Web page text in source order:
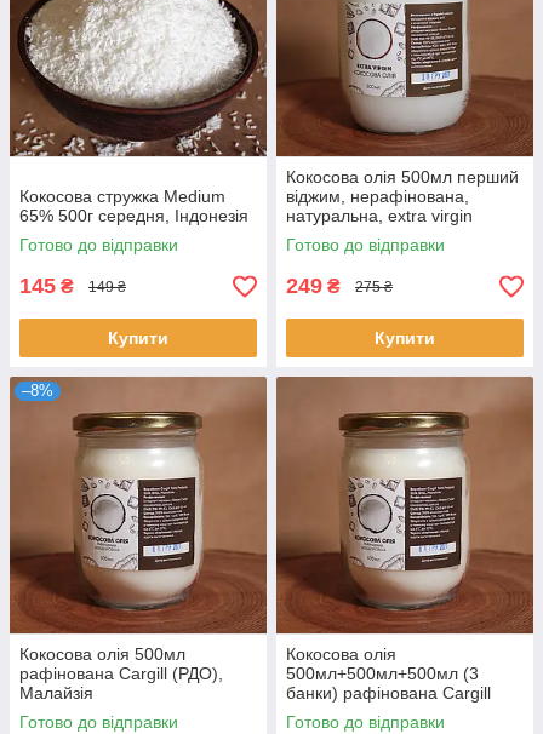
Кокосова стружка Medium
65% 500г середня, Індонезія
Готово до відправки
145 ₴ 149 ₴
Купити
Кокосова олія 500мл перший
віджим, нерафінована,
натуральна, extra virgin
Готово до відправки
249 ₴ 275 ₴
Купити
–8%
Кокосова олія 500мл
рафінована Cargill (РДО),
Малайзія
Готово до відправки
Кокосова олія
500мл+500мл+500мл (3
банки) рафінована Cargill
(РДО), Малайзія
Готово до відправки